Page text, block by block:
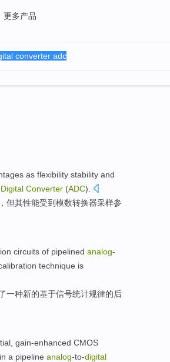
更多产品
as flexibility stability and
Digital Converter (ADC).
但其性能受到模数转换器采样参
circuits of pipelined analog-
technique is
一种新的基于信号统计规律的后
gain-enhanced CMOS
in a pipeline analog-to-digital